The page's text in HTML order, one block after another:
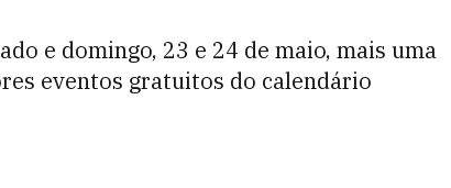
e domingo, 23 e 24 de maio, mais uma
eventos gratuitos do calendário